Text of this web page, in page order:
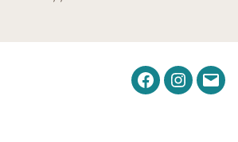
FacebookE-